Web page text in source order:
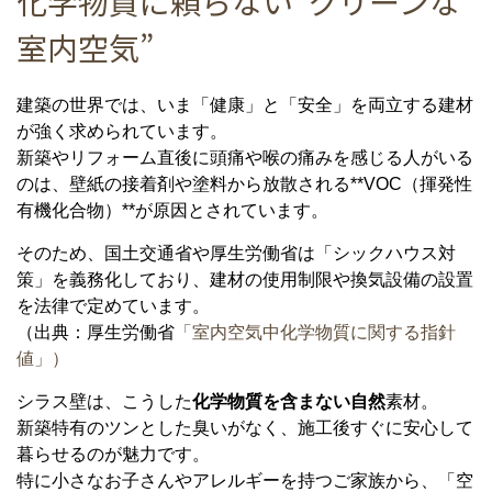
室内空気”
建築の世界では、いま「健康」と「安全」を両立する建材
が強く求められています。
新築やリフォーム直後に頭痛や喉の痛みを感じる人がいる
のは、壁紙の接着剤や塗料から放散される**VOC（揮発性
有機化合物）**が原因とされています。
そのため、国土交通省や厚生労働省は「シックハウス対
策」を義務化しており、建材の使用制限や換気設備の設置
を法律で定めています。
（出典：厚生労働省 「室内空気中化学物質に関する指針
値」
）
シラス壁は、こうした化学物質を含まない自然素材。
新築特有のツンとした臭いがなく、施工後すぐに安心して
暮らせるのが魅力です。
特に小さなお子さんやアレルギーを持つご家族から、「空